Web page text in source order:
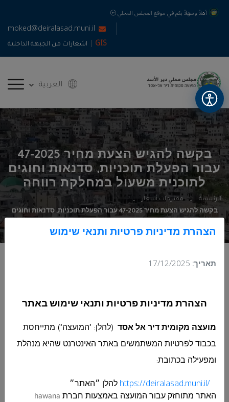
أهلاً وسهلاً بكم في موقع المجلس المحلي
moked@deiralasad.muni.il
GIS
| اشعارات من الجبهة الداخلية
العربية
בקשה להגיש הצעת מחיר 47-2025
עבור הפעלת תוכניות, סדנאות וחוגים
לתוכנית משעול במחלקת רווחה
الرئيسية
مقترحات أسعار
בקשה להגיש הצעת מחיר 47-2025 עבור הפעלת תוכניות, סדנאות וחוגים
לתוכנית משעול במחלקת רווחה
סדנאות וחוגים לתוכנית משעול במחלקת רווחה
לפרטים לחץ כאן
הצהרת מדיניות פרטיות ותנאי שימוש
תאריך:
הצהרת מדיניות פרטיות ותנאי שימוש באתר
מועצה מקומית דיר אל אסד
(להלן: "המועצה") מתייחסת
בכבוד לפרטיות המשתמשים באתר האינטרנט שהיא מנהלת
ומפעילה בכתובת:
https://deiralasad.muni.il/להלן ״האתר״
האתר מתוחזק עבור המועצה באמצעות חברת hawana